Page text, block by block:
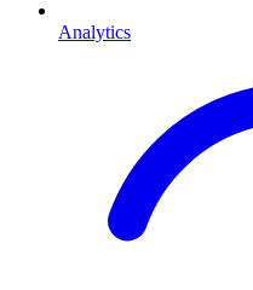
Analytics